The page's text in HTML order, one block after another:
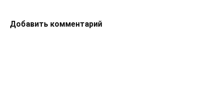
Добавить комментарий